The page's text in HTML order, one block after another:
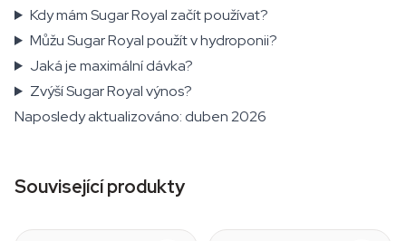
Kdy mám Sugar Royal začít používat?
Můžu Sugar Royal použít v hydroponii?
Jaká je maximální dávka?
Zvýší Sugar Royal výnos?
Naposledy aktualizováno: duben 2026
Související produkty